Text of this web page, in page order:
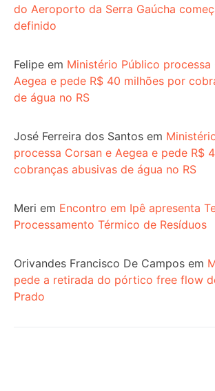
do Aeroporto da Serra Gaúcha
definido
Felipe em Ministério Público processa
Aegea e pede R$ 40 milhões por
de água no RS
José Ferreira dos Santos em
processa Corsan e Aegea e pede R$
cobranças abusivas de água no RS
Meri em Encontro em Ipê apresenta
Processamento Térmico de Resíduos
Orivandes Francisco De Campos em
pede a retirada do pórtico free flow
Prado